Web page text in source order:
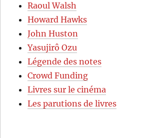
Raoul Walsh
Howard Hawks
John Huston
Yasujirô Ozu
Légende des notes
Crowd Funding
Livres sur le cinéma
Les parutions de livres